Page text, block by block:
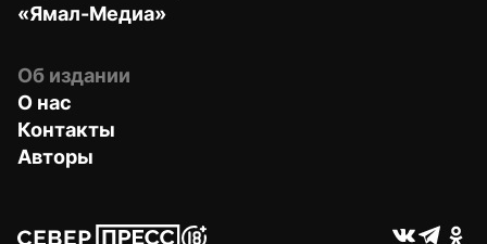
«Ямал-Медиа»
Об издании
О нас
Контакты
Авторы